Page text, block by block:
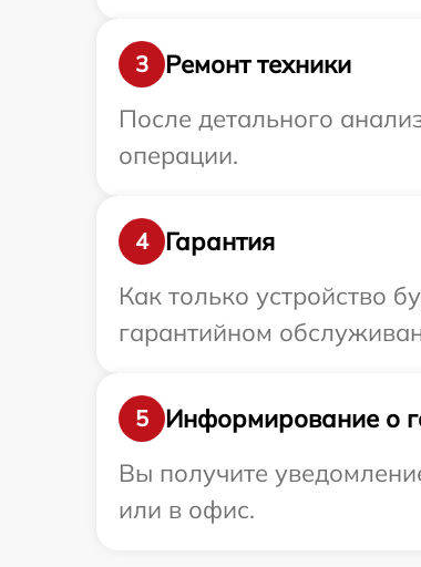
3
Ремонт техники
После детального
операции.
4
Гарантия
Как только устройство
гарантийном
5
Информирование о
Вы получите
или в офис.